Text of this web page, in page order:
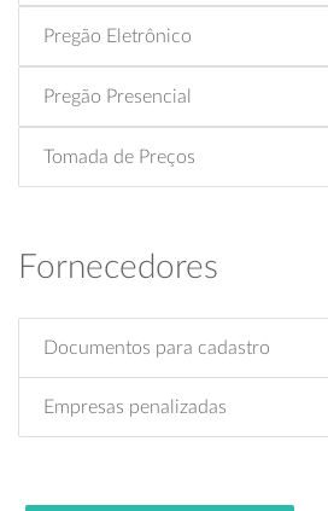
Pregão Eletrônico
Pregão Presencial
Tomada de Preços
Fornecedores
Documentos para cadastro
Empresas penalizadas